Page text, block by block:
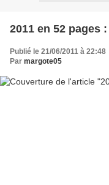
2011 en 52 pages
Publié le 21/06/2011 à 22:48
Par margote05